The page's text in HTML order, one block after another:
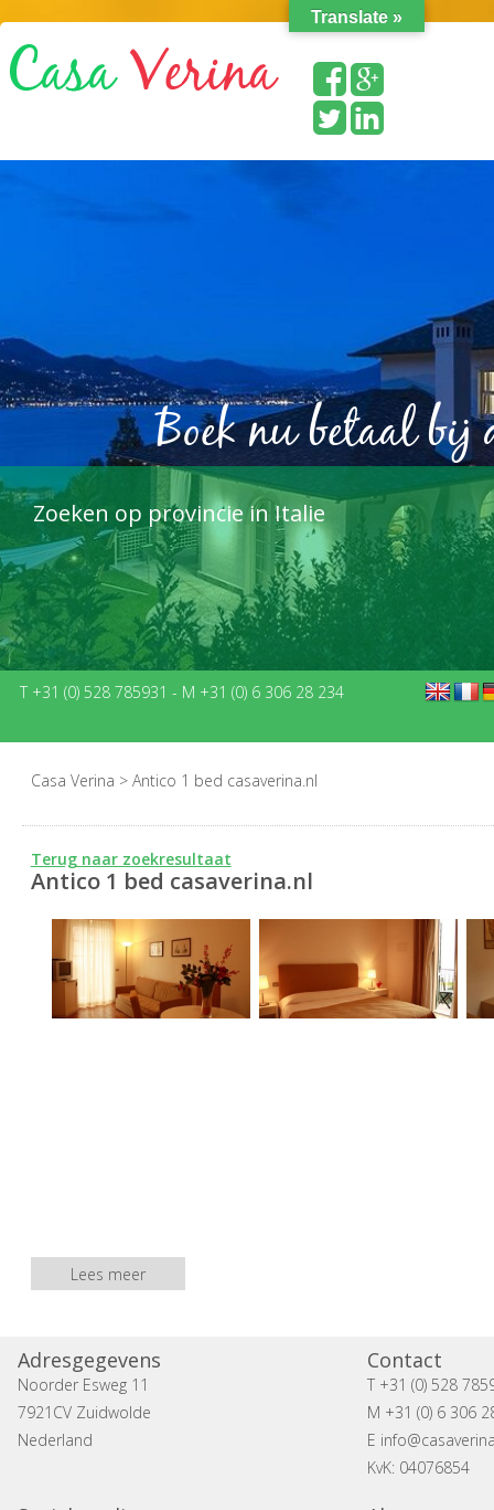
Zoeken op provincie in Italie
Boek nu betaal bij
T +31 (0) 528 785931 - M +31 (0) 6 306 28 234
Casa Verina > Antico 1 bed casaverina.nl
Terug naar zoekresultaat
Antico 1 bed casaverina.nl
Lees meer
Adresgegevens
Noorder Esweg 11
7921CV Zuidwolde
Nederland
Contact
T +31 (0) 528
M +31 (0) 6 306
E
KvK: 04076854
Translate »